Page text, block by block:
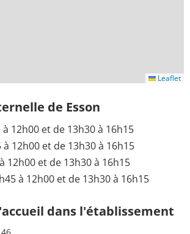
Leaflet
de Esson
à 12h00 et de 13h30 à 16h15
à 12h00 et de 13h30 à 16h15
12h00 et de 13h30 à 16h15
à 12h00 et de 13h30 à 16h15
dans l'établissement